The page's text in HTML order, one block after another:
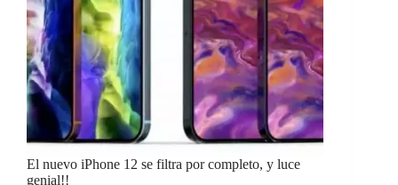
El nuevo iPhone 12 se filtra por completo, y luce
genial!!